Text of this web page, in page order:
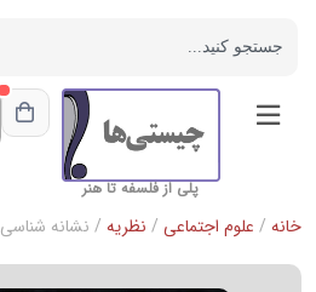
پلی از فلسفه تا هنر
خانه / علوم اجتماعی / نظریه / نشانه